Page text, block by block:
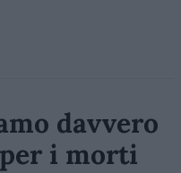
davvero
i morti